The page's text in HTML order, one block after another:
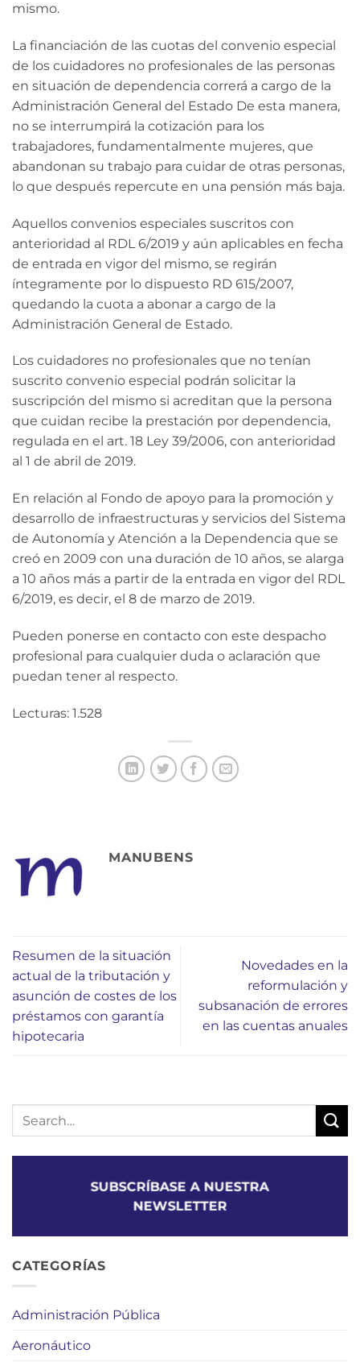
mismo.
La financiación de las cuotas del convenio especial
de los cuidadores no profesionales de las personas
en situación de dependencia correrá a cargo de la
Administración General del Estado De esta manera,
no se interrumpirá la cotización para los
trabajadores, fundamentalmente mujeres, que
abandonan su trabajo para cuidar de otras personas,
lo que después repercute en una pensión más baja.
Aquellos convenios especiales suscritos con
anterioridad al RDL 6/2019 y aún aplicables en fecha
de entrada en vigor del mismo, se regirán
íntegramente por lo dispuesto RD 615/2007,
quedando la cuota a abonar a cargo de la
Administración General de Estado.
Los cuidadores no profesionales que no tenían
suscrito convenio especial podrán solicitar la
suscripción del mismo si acreditan que la persona
que cuidan recibe la prestación por dependencia,
regulada en el art. 18 Ley 39/2006, con anterioridad
al 1 de abril de 2019.
En relación al Fondo de apoyo para la promoción y
desarrollo de infraestructuras y servicios del Sistema
de Autonomía y Atención a la Dependencia que se
creó en 2009 con una duración de 10 años, se alarga
a 10 años más a partir de la entrada en vigor del RDL
6/2019, es decir, el 8 de marzo de 2019.
Pueden ponerse en contacto con este despacho
profesional para cualquier duda o aclaración que
puedan tener al respecto.
Lecturas: 1.528
MANUBENS
Resumen de la situación
actual de la tributación y
asunción de costes de los
préstamos con garantía
hipotecaria
Novedades en la
reformulación y
subsanación de errores
en las cuentas anuales
SUBSCRÍBASE A NUESTRA
NEWSLETTER
CATEGORÍAS
Administración Pública
Aeronáutico